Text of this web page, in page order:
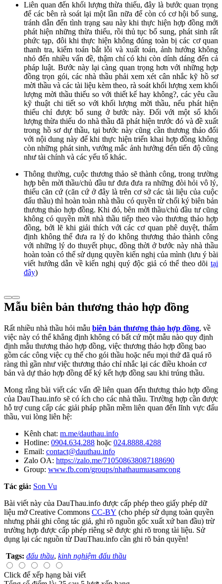
Liên quan đến khối lượng thừa thiếu, đây là bước quan trọng
để các bên rà soát lại một lần nữa để còn có cơ hội bổ sung,
tránh dẫn đến tình trạng sau này khi thực hiện hợp đồng mới
phát hiện những thừa thiếu, rồi thủ tục bổ sung, phát sinh rất
phức tạp, đôi khi thực hiện không đúng toàn bị các cơ quan
thanh tra, kiểm toán bắt lỗi và xuất toán, ảnh hưởng không
nhỏ đến nhiều vấn đề, thậm chí có khi còn dính dáng đến cả
pháp luật. Bước này lại càng quan trọng hơn với những hợp
đồng trọn gói, các nhà thầu phải xem xét cân nhắc kỹ hồ sơ
mời thầu và các tài liệu kèm theo, rà soát khối lượng xem khối
lượng mời thầu thiếu so với thiết kế hay không?, các yêu cầu
kỹ thuật chi tiết so với khối lượng mời thầu, nếu phát hiện
thiếu chỉ được bổ sung ở bước này. Đối với một số khối
lượng thừa thiếu do nhà thầu đã phát hiện trước đó và đề xuất
trong hồ sơ dự thầu, tại bước này cũng cần thương thảo đối
với nội dung này để khi thực hiện triển khai hợp đồng không
còn những phát sinh, vướng mắc ảnh hưởng đến tiến độ cũng
như tài chính và các yếu tố khác.
Thông thường, cuộc thương thảo sẽ thành công, trong trường
hợp bên mời thầu/chủ đầu tư đưa đưa ra những đòi hỏi vô lý,
thiếu căn cứ (căn cứ ở đây là trên cơ sở các tài liệu của cuộc
đấu thầu) thì hoàn toàn nhà thầu có quyền từ chối ký biên bản
thương thảo hợp đồng. Khi đó, bên mời thầu/chủ đầu tư cũng
không có quyền mời nhà thầu tiếp theo vào thương thảo hợp
đồng, bởi lẽ khi giải thích với các cơ quan phê duyệt, thẩm
định không thể đưa ra lý do không thương thảo thành công
với những lý do thuyết phục, đồng thời ở bước này nhà thầu
hoàn toàn có thể sử dụng quyền kiến nghị của mình (lưu ý bài
viết hướng dẫn về kiến nghị quý độc giả có thể theo dõi tại
đây)
Mẫu biên bản thương thảo hợp đồng
Rất nhiều nhà thầu hỏi mẫu biên bản thương thảo hợp đồng, về
việc này có thể khẳng định không có bất cứ một mẫu nào quy định
định mẫu thương thảo hợp đồng, việc thương thảo hợp đồng bao
gồm các công việc cụ thể cho gói thầu hoặc nếu mọi thứ đã quá rõ
ràng thì gần như việc thương thảo chỉ nhắc lại các điều khoản cơ
bản và dự thảo hợp đồng để ký kết hợp đồng sau khi trúng thầu.
Mong rằng bài viết các vấn đề liên quan đến thương thảo hợp đồng
của DauThau.info sẽ có ích cho các nhà thầu. Trường hợp cần được
hỗ trợ cung cấp các giải pháp phần mềm liên quan đến lĩnh vực đấu
thầu, vui lòng liên hệ:
Kênh chat: m.me/dauthau.info
Hotline: 0904.634.288 hoặc 024.8888.4288
Email: contact@dauthau.info
Zalo OA: https://zalo.me/710508638087188690
Group: www.fb.com/groups/nhathaumuasamcong
Tác giả: Son Vu
Bài viết này của DauThau.info được cấp phép theo giấy phép dữ
liệu mở Creative Commons CC-BY (cho phép sử dụng toàn quyền
nhưng phải ghi công tác giả, ghi rõ nguồn gốc xuất xứ ban đầu) trừ
trường hợp được cấp phép riêng sẽ được ghi rõ trong tài liệu. Sử
dụng lại các nguồn từ DauThau.info cần ghi rõ bản quyền!
Tags: đấu thầu, kinh nghiệm đấu thầu
Click để xếp hạng bài viết